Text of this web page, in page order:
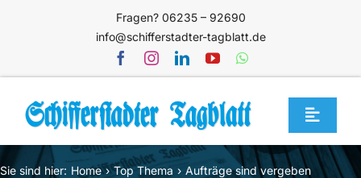
Fragen? 06235 – 92690
info@schifferstadter-tagblatt.de
Toggle
Home
Sie sind hier: Home Top Thema Aufträge sind vergeben